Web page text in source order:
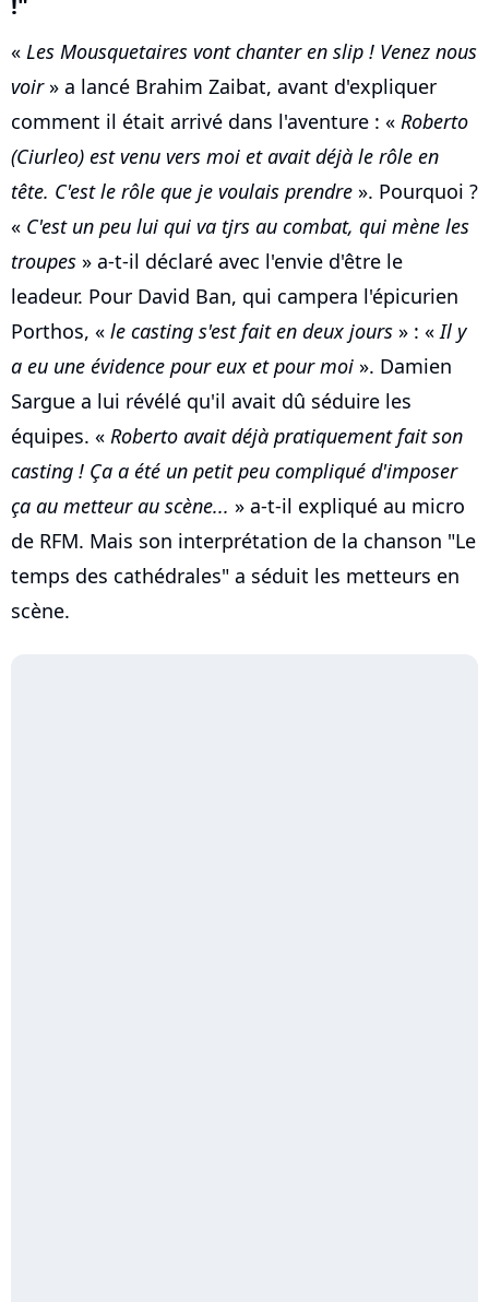
« Les Mousquetaires vont chanter en slip ! Venez nous
voir» a lancé Brahim Zaibat, avant d'expliquer
comment il était arrivé dans l'aventure : « Roberto
(Ciurleo) est venu vers moi et avait déjà le rôle en
tête. C'est le rôle que je voulais prendre ». Pourquoi ?
« C'est un peu lui qui va tjrs au combat, qui mène les
troupes » a-t-il déclaré avec l'envie d'être le
leadeur. Pour David Ban, qui campera l'épicurien
Porthos, « le casting s'est fait en deux jours » : «Il y
a eu une évidence pour eux et pour moi ». Damien
Sargue a lui révélé qu'il avait dû séduire les
équipes. « Roberto avait déjà pratiquement fait son
casting ! Ça a été un petit peu compliqué d'imposer
ça au metteur au scène... » a-t-il expliqué au micro
de RFM. Mais son interprétation de la chanson "Le
temps des cathédrales" a séduit les metteurs en
scène.